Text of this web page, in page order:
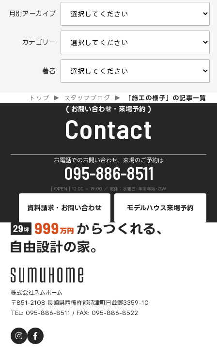
月別アーカイブ
カテゴリー
著者
トップ スタッフブログ 「施工の様子」の記事一覧
お問い合わせ・来場予約
Contact
お電話でのお問い合わせ、来場のご予約は
095-886-8511
[ OPEN ] 10:00 ~ 19:00 ／ 定休：水曜日･年末年始･GW
資料請求・お問い合わせ モデルハウス来場予約
株式会社スムホーム
〒851-2108 長崎県西彼杵郡時津町日並郷3359-10
TEL: 095-886-8511 / FAX: 095-886-8522